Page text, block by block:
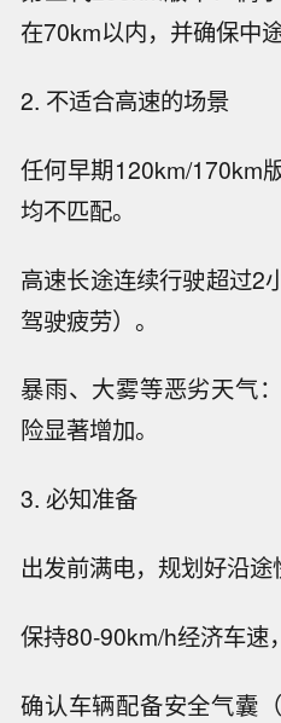
在70km以内，并确保中
2. 不适合高速的场景
任何早期120km/170km
均不匹配。
高速长途连续行驶超过2
驾驶疲劳）。
暴雨、大雾等恶劣天气
险显著增加。
3. 必知准备
出发前满电，规划好沿途
保持80-90km/h经济车速
确认车辆配备安全气囊